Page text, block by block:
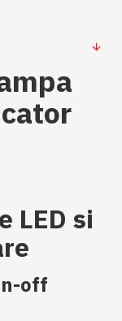
LED si
off